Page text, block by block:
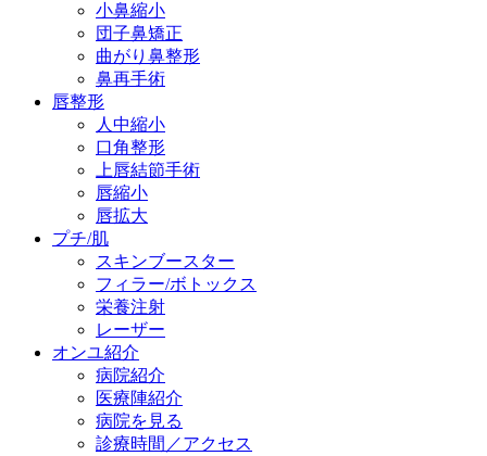
小鼻縮小
団子鼻矯正
曲がり鼻整形
鼻再手術
唇整形
人中縮小
口角整形
上唇結節手術
唇縮小
唇拡大
プチ/肌
スキンブースター
フィラー/ボトックス
栄養注射
レーザー
オンユ紹介
病院紹介
医療陣紹介
病院を見る
診療時間／アクセス